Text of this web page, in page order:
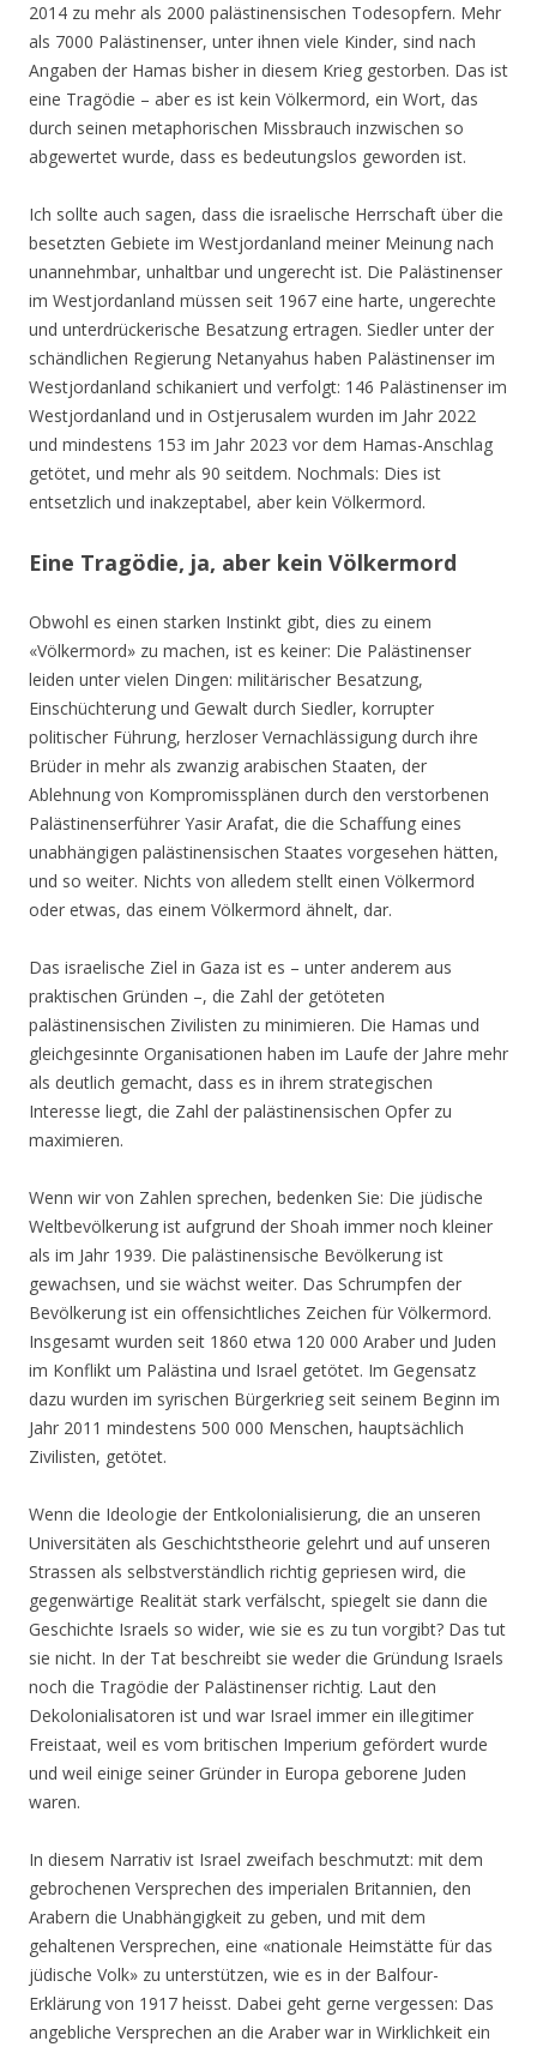
2014 zu mehr als 2000 palästinensischen Todesopfern. Mehr
als 7000 Palästinenser, unter ihnen viele Kinder, sind nach
Angaben der Hamas bisher in diesem Krieg gestorben. Das ist
eine Tragödie – aber es ist kein Völkermord, ein Wort, das
durch seinen metaphorischen Missbrauch inzwischen so
abgewertet wurde, dass es bedeutungslos geworden ist.
Ich sollte auch sagen, dass die israelische Herrschaft über die
besetzten Gebiete im Westjordanland meiner Meinung nach
unannehmbar, unhaltbar und ungerecht ist. Die Palästinenser
im Westjordanland müssen seit 1967 eine harte, ungerechte
und unterdrückerische Besatzung ertragen. Siedler unter der
schändlichen Regierung Netanyahus haben Palästinenser im
Westjordanland schikaniert und verfolgt: 146 Palästinenser im
Westjordanland und in Ostjerusalem wurden im Jahr 2022
und mindestens 153 im Jahr 2023 vor dem Hamas-Anschlag
getötet, und mehr als 90 seitdem. Nochmals: Dies ist
entsetzlich und inakzeptabel, aber kein Völkermord.
Eine Tragödie, ja, aber kein Völkermord
Obwohl es einen starken Instinkt gibt, dies zu einem
«Völkermord» zu machen, ist es keiner: Die Palästinenser
leiden unter vielen Dingen: militärischer Besatzung,
Einschüchterung und Gewalt durch Siedler, korrupter
politischer Führung, herzloser Vernachlässigung durch ihre
Brüder in mehr als zwanzig arabischen Staaten, der
Ablehnung von Kompromissplänen durch den verstorbenen
Palästinenserführer Yasir Arafat, die die Schaffung eines
unabhängigen palästinensischen Staates vorgesehen hätten,
und so weiter. Nichts von alledem stellt einen Völkermord
oder etwas, das einem Völkermord ähnelt, dar.
Das israelische Ziel in Gaza ist es – unter anderem aus
praktischen Gründen –, die Zahl der getöteten
palästinensischen Zivilisten zu minimieren. Die Hamas und
gleichgesinnte Organisationen haben im Laufe der Jahre mehr
als deutlich gemacht, dass es in ihrem strategischen
Interesse liegt, die Zahl der palästinensischen Opfer zu
maximieren.
Wenn wir von Zahlen sprechen, bedenken Sie: Die jüdische
Weltbevölkerung ist aufgrund der Shoah immer noch kleiner
als im Jahr 1939. Die palästinensische Bevölkerung ist
gewachsen, und sie wächst weiter. Das Schrumpfen der
Bevölkerung ist ein offensichtliches Zeichen für Völkermord.
Insgesamt wurden seit 1860 etwa 120 000 Araber und Juden
im Konflikt um Palästina und Israel getötet. Im Gegensatz
dazu wurden im syrischen Bürgerkrieg seit seinem Beginn im
Jahr 2011 mindestens 500 000 Menschen, hauptsächlich
Zivilisten, getötet.
Wenn die Ideologie der Entkolonialisierung, die an unseren
Universitäten als Geschichtstheorie gelehrt und auf unseren
Strassen als selbstverständlich richtig gepriesen wird, die
gegenwärtige Realität stark verfälscht, spiegelt sie dann die
Geschichte Israels so wider, wie sie es zu tun vorgibt? Das tut
sie nicht. In der Tat beschreibt sie weder die Gründung Israels
noch die Tragödie der Palästinenser richtig. Laut den
Dekolonialisatoren ist und war Israel immer ein illegitimer
Freistaat, weil es vom britischen Imperium gefördert wurde
und weil einige seiner Gründer in Europa geborene Juden
waren.
In diesem Narrativ ist Israel zweifach beschmutzt: mit dem
gebrochenen Versprechen des imperialen Britannien, den
Arabern die Unabhängigkeit zu geben, und mit dem
gehaltenen Versprechen, eine «nationale Heimstätte für das
jüdische Volk» zu unterstützen, wie es in der Balfour-
Erklärung von 1917 heisst. Dabei geht gerne vergessen: Das
angebliche Versprechen an die Araber war in Wirklichkeit ein